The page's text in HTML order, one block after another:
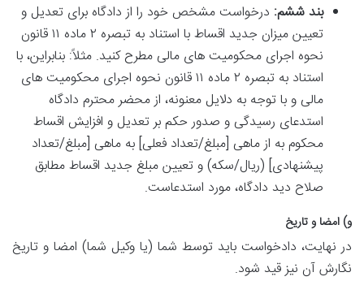
بند ششم: درخواست مشخص خود را از دادگاه برای تعدیل و
تعیین میزان جدید اقساط با استناد به تبصره ۲ ماده ۱۱ قانون
نحوه اجرای محکومیت های مالی مطرح کنید. مثلاً: بنابراین، با
استناد به تبصره ۲ ماده ۱۱ قانون نحوه اجرای محکومیت های
مالی و با توجه به دلایل معنونه، از محضر محترم دادگاه
استدعای رسیدگی و صدور حکم بر تعدیل و افزایش اقساط
محکوم به از ماهی [مبلغ/تعداد فعلی] به ماهی [مبلغ/تعداد
پیشنهادی] (ریال/سکه) و تعیین مبلغ جدید اقساط مطابق
صلاح دید دادگاه، مورد استدعاست.
و) امضا و تاریخ
در نهایت، دادخواست باید توسط شما (یا وکیل شما) امضا و تاریخ
نگارش آن نیز قید شود.